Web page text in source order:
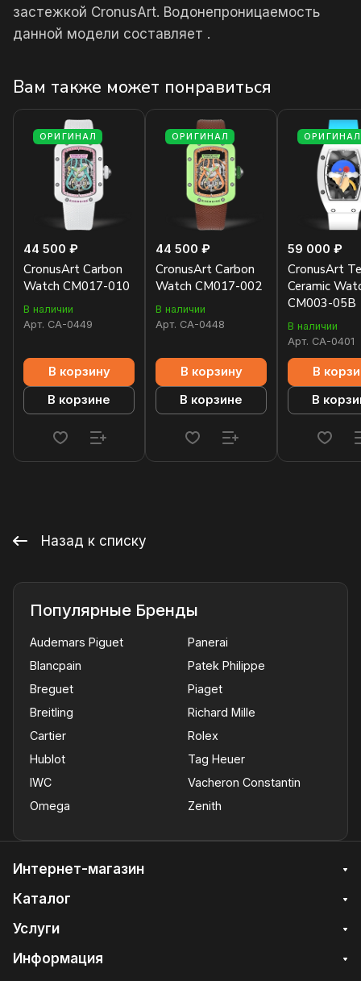
застежкой CronusArt. Водонепроницаемость
данной модели составляет .
Вам также может понравиться
ОРИГИНАЛ
44 500 ₽
CronusArt Carbon
Watch CM017-010
В наличии
Арт. CA-0449
В корзину
В корзине
ОРИГИНАЛ
44 500 ₽
CronusArt Carbon
Watch CM017-002
В наличии
Арт. CA-0448
В корзину
В корзине
ОРИГИНАЛ
59 000 ₽
CronusArt
Ceramic
CM003-05B
В наличии
Арт. CA-0401
В
В
Назад к списку
Популярные Бренды
Audemars Piguet
Blancpain
Breguet
Breitling
Cartier
Hublot
IWC
Omega
Panerai
Patek Philippe
Piaget
Richard Mille
Rolex
Tag Heuer
Vacheron Constantin
Zenith
Интернет-магазин
Каталог
Услуги
Информация